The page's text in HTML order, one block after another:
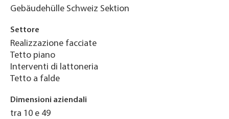
Gebäudehülle Schweiz Sektion
Settore
Realizzazione facciate
Tetto piano
Interventi di lattoneria
Tetto a falde
Dimensioni aziendali
tra 10 e 49